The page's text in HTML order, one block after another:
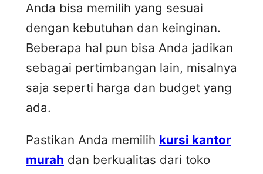
Anda bisa memilih yang sesuai
dengan kebutuhan dan keinginan.
Beberapa hal pun bisa Anda jadikan
sebagai pertimbangan lain, misalnya
saja seperti harga dan budget yang
ada.
Pastikan Anda memilih kursi kantor
murah dan berkualitas dari toko